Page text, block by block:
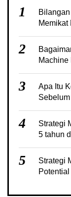
1
Memikat
2
3
Apa Itu
4
Strategi
5 tahun
5
Strategi